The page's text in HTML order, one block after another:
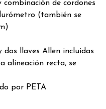
de cordones
(también se
llaves Allen incluidas
alineación recta, se
por PETA